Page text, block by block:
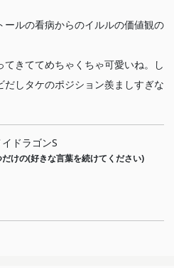
ルの看病からのイルルの価値観の
きててめちゃくちゃ可愛いね。し
しタケのポジション羨ましすぎな
ドラゴンS
けの(好きな言葉を続けてください)